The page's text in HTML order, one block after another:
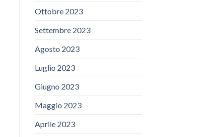
Ottobre 2023
Settembre 2023
Agosto 2023
Luglio 2023
Giugno 2023
Maggio 2023
Aprile 2023